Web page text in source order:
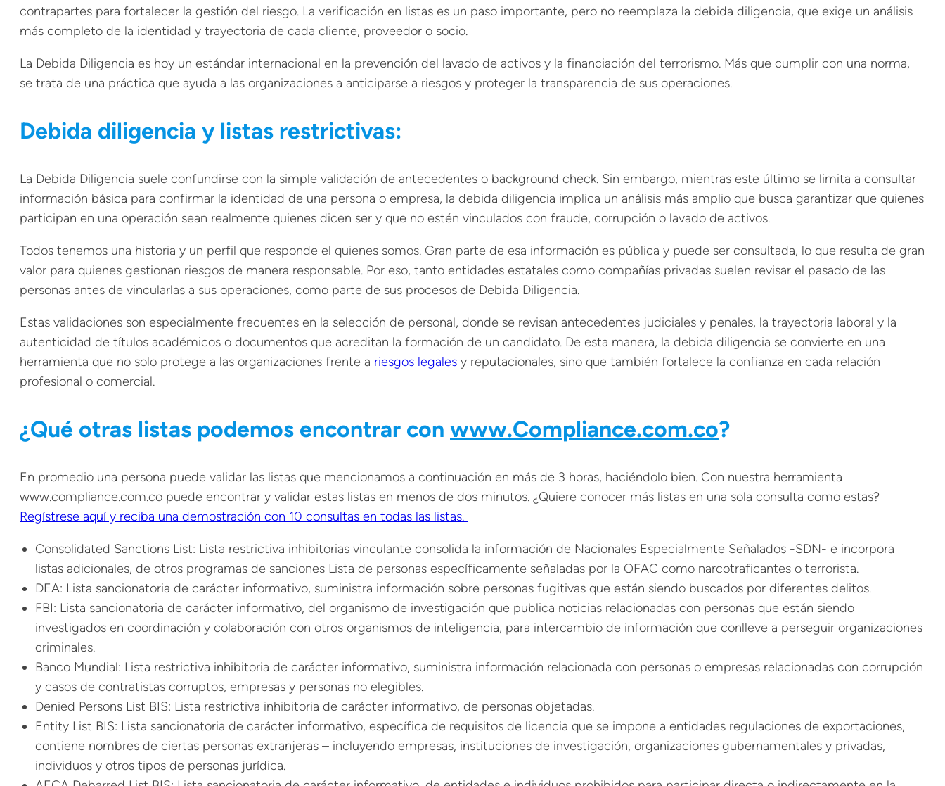
contrapartes para fortalecer la gestión del riesgo. La verificación en listas es un paso importante, pero no reemplaza la debida diligencia, que exige un análisis
más completo de la identidad y trayectoria de cada cliente, proveedor o socio.
La Debida Diligencia es hoy un estándar internacional en la prevención del lavado de activos y la financiación del terrorismo. Más que cumplir con una norma,
se trata de una práctica que ayuda a las organizaciones a anticiparse a riesgos y proteger la transparencia de sus operaciones.
Debida diligencia y listas restrictivas:
La Debida Diligencia suele confundirse con la simple validación de antecedentes o background check. Sin embargo, mientras este último se limita a consultar
información básica para confirmar la identidad de una persona o empresa, la debida diligencia implica un análisis más amplio que busca garantizar que quienes
participan en una operación sean realmente quienes dicen ser y que no estén vinculados con fraude, corrupción o lavado de activos.
Todos tenemos una historia y un perfil que responde el quienes somos. Gran parte de esa información es pública y puede ser consultada, lo que resulta de gran
valor para quienes gestionan riesgos de manera responsable. Por eso, tanto entidades estatales como compañías privadas suelen revisar el pasado de las
personas antes de vincularlas a sus operaciones, como parte de sus procesos de Debida Diligencia.
Estas validaciones son especialmente frecuentes en la selección de personal, donde se revisan antecedentes judiciales y penales, la trayectoria laboral y la
autenticidad de títulos académicos o documentos que acreditan la formación de un candidato. De esta manera, la debida diligencia se convierte en una
herramienta que no solo protege a las organizaciones frente a riesgos legales y reputacionales, sino que también fortalece la confianza en cada relación
profesional o comercial.
¿Qué otras listas podemos encontrar con www.Compliance.com.co?
En promedio una persona puede validar las listas que mencionamos a continuación en más de 3 horas, haciéndolo bien. Con nuestra herramienta
www.compliance.com.co puede encontrar y validar estas listas en menos de dos minutos. ¿Quiere conocer más listas en una sola consulta como estas?
Regístrese aquí y reciba una demostración con 10 consultas en todas las listas.
Consolidated Sanctions List: Lista restrictiva inhibitorias vinculante consolida la información de Nacionales Especialmente Señalados -SDN- e incorpora
listas adicionales, de otros programas de sanciones Lista de personas específicamente señaladas por la OFAC como narcotraficantes o terrorista.
DEA: Lista sancionatoria de carácter informativo, suministra información sobre personas fugitivas que están siendo buscados por diferentes delitos.
FBI: Lista sancionatoria de carácter informativo, del organismo de investigación que publica noticias relacionadas con personas que están siendo
investigados en coordinación y colaboración con otros organismos de inteligencia, para intercambio de información que conlleve a perseguir organizaciones
criminales.
Banco Mundial: Lista restrictiva inhibitoria de carácter informativo, suministra información relacionada con personas o empresas relacionadas con corrupción
y casos de contratistas corruptos, empresas y personas no elegibles.
Denied Persons List BIS: Lista restrictiva inhibitoria de carácter informativo, de personas objetadas.
Entity List BIS: Lista sancionatoria de carácter informativo, específica de requisitos de licencia que se impone a entidades regulaciones de exportaciones,
contiene nombres de ciertas personas extranjeras – incluyendo empresas, instituciones de investigación, organizaciones gubernamentales y privadas,
individuos y otros tipos de personas jurídica.